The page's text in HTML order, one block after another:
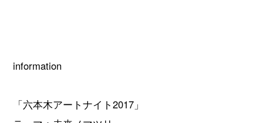
information
「六本木アートナイト2017」